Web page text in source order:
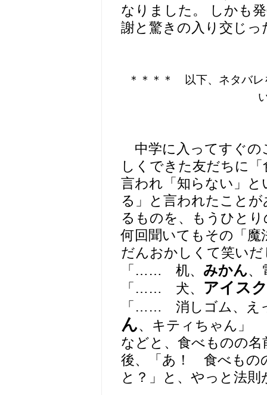
なりました。 しかも
謝と驚きの入り交じっ
＊＊＊＊ 以下、ネタバレ
中学に入ってすぐの
しくできた友だちに
言われ「知らない」
る」と言われたこと
るものを、もうひと
何回聞いてもその「
だんおかしくて笑い
「…… 机、 みかん、
「…… 犬、 アイス
「…… 消しゴム、え
ん、キティちゃん」
などと、食べものの
後、「あ！ 食べもの
と？」と、やっと法